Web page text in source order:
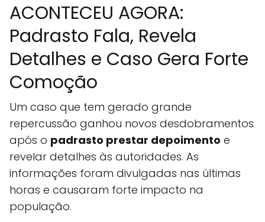
ACONTECEU AGORA:
Padrasto Fala, Revela
Detalhes e Caso Gera Forte
Comoção
Um caso que tem gerado grande
repercussão ganhou novos desdobramentos
após o padrasto prestar depoimento e
revelar detalhes às autoridades. As
informações foram divulgadas nas últimas
horas e causaram forte impacto na
população.